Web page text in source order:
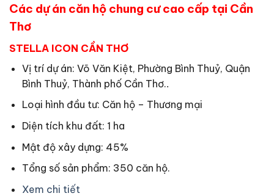
Các dự án căn hộ chung cư cao cấp tại Cần
Thơ
STELLA ICON CẦN THƠ
Vị trí dự án: Võ Văn Kiệt, Phường Bình Thuỷ, Quận
Bình Thuỷ, Thành phố Cần Thơ..
Loại hình đầu tư: Căn hộ – Thương mại
Diện tích khu đất: 1 ha
Mật độ xây dựng: 45%
Tổng số sản phẩm: 350 căn hộ.
Xem chi tiết